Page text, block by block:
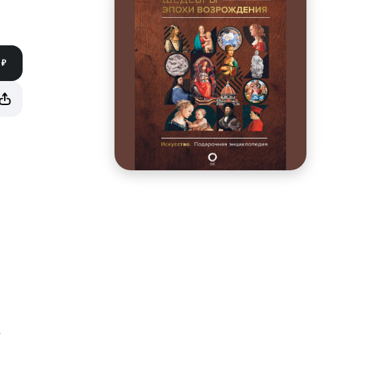
₽